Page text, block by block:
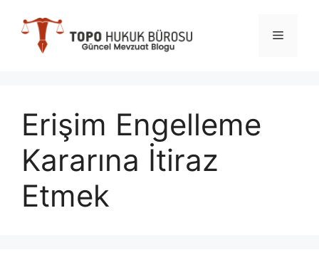
Menü
Erişim Engelleme
Kararına İtiraz
Etmek